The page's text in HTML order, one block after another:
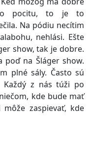
pocitu, to je to
Na pódiu necítim
nehlási. Ešte
show, tak je dobre.
poď na Šláger show.
plné sály. Často sú
Každý z nás túži po
kde bude mať
zaspievať, kde